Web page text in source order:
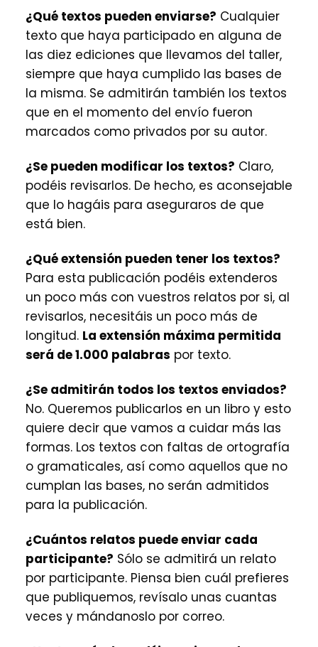
¿Qué textos pueden enviarse? Cualquier
texto que haya participado en alguna de
las diez ediciones que llevamos del taller,
siempre que haya cumplido las bases de
la misma. Se admitirán también los textos
que en el momento del envío fueron
marcados como privados por su autor.
¿Se pueden modificar los textos? Claro,
podéis revisarlos. De hecho, es aconsejable
que lo hagáis para aseguraros de que
está bien.
¿Qué extensión pueden tener los textos?
Para esta publicación podéis extenderos
un poco más con vuestros relatos por si, al
revisarlos, necesitáis un poco más de
longitud. La extensión máxima permitida
será de 1.000 palabras por texto.
¿Se admitirán todos los textos enviados?
No. Queremos publicarlos en un libro y esto
quiere decir que vamos a cuidar más las
formas. Los textos con faltas de ortografía
o gramaticales, así como aquellos que no
cumplan las bases, no serán admitidos
para la publicación.
¿Cuántos relatos puede enviar cada
participante? Sólo se admitirá un relato
por participante. Piensa bien cuál prefieres
que publiquemos, revísalo unas cuantas
veces y mándanoslo por correo.